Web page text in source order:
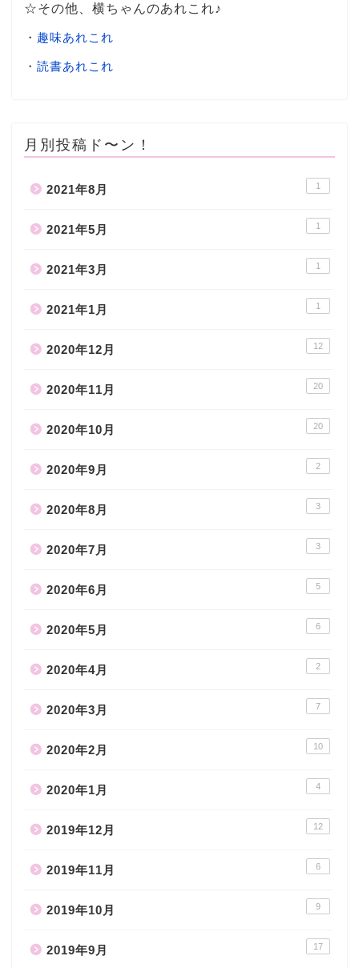
☆その他、横ちゃんのあれこれ♪
・ 趣味あれこれ
・ 読書あれこれ
月別投稿ド〜ン！
2021年8月 1
2021年5月 1
2021年3月 1
2021年1月 1
2020年12月 12
2020年11月 20
2020年10月 20
2020年9月 2
2020年8月 3
2020年7月 3
2020年6月 5
2020年5月 6
2020年4月 2
2020年3月 7
2020年2月 10
2020年1月 4
2019年12月 12
2019年11月 6
2019年10月 9
2019年9月 17